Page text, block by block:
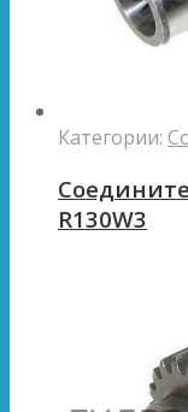
Категории:
R130W3